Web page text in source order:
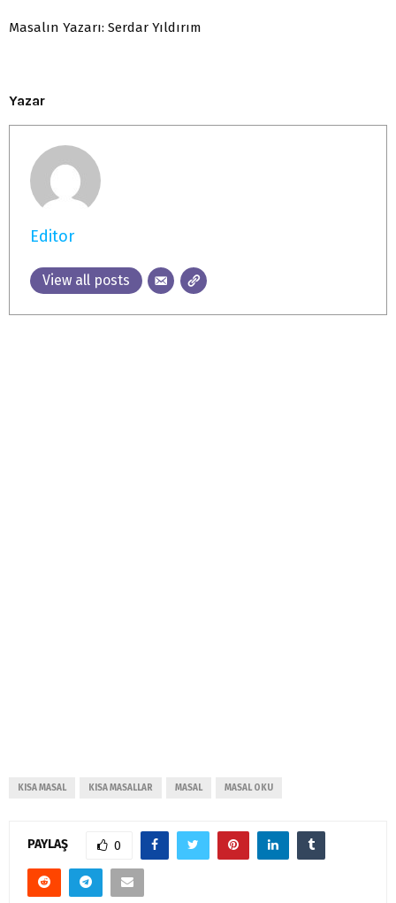
Masalın Yazarı: Serdar Yıldırım
Yazar
Editor
View all posts
KISA MASAL KISA MASALLAR MASAL MASAL OKU
PAYLAŞ 0